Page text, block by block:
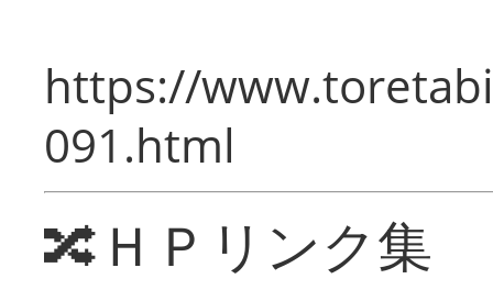
https://
091.html
🔀ＨＰリンク集